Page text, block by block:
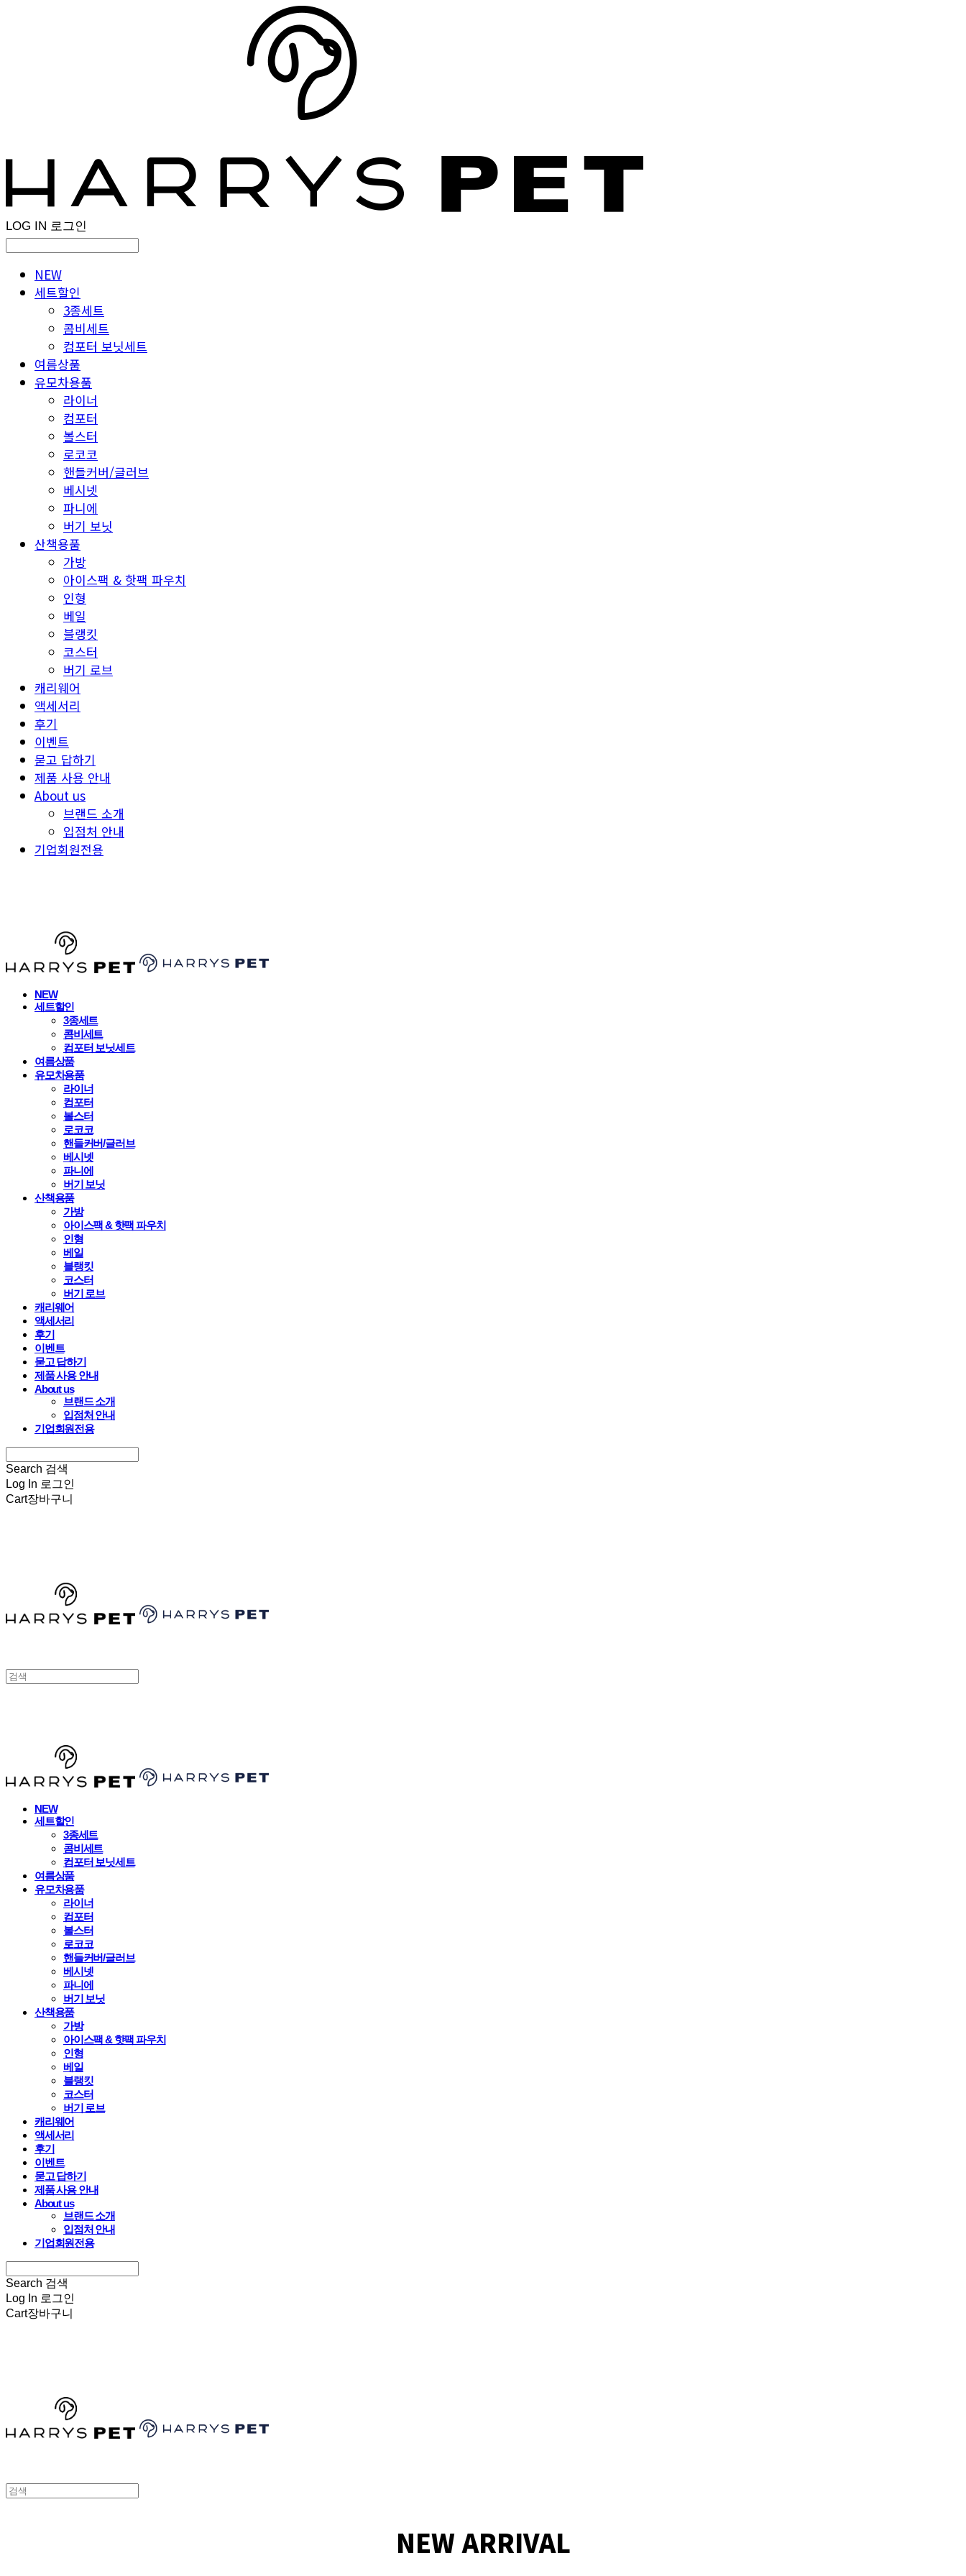
LOG IN 로그인
NEW
세트할인
3종세트
콤비세트
컴포터 보닛세트
여름상품
유모차용품
라이너
컴포터
볼스터
로코코
핸들커버/글러브
베시넷
파니에
버기 보닛
산책용품
가방
아이스팩 & 핫팩 파우치
인형
베일
블랭킷
코스터
버기 로브
캐리웨어
액세서리
후기
이벤트
묻고 답하기
제품 사용 안내
About us
브랜드 소개
입점처 안내
기업회원전용
NEW
세트할인
3종세트
콤비세트
컴포터 보닛세트
여름상품
유모차용품
라이너
컴포터
볼스터
로코코
핸들커버/글러브
베시넷
파니에
버기 보닛
산책용품
가방
아이스팩 & 핫팩 파우치
인형
베일
블랭킷
코스터
버기 로브
캐리웨어
액세서리
후기
이벤트
묻고 답하기
제품 사용 안내
About us
브랜드 소개
입점처 안내
기업회원전용
Search 검색
Log In 로그인
Cart장바구니
NEW
세트할인
3종세트
콤비세트
컴포터 보닛세트
여름상품
유모차용품
라이너
컴포터
볼스터
로코코
핸들커버/글러브
베시넷
파니에
버기 보닛
산책용품
가방
아이스팩 & 핫팩 파우치
인형
베일
블랭킷
코스터
버기 로브
캐리웨어
액세서리
후기
이벤트
묻고 답하기
제품 사용 안내
About us
브랜드 소개
입점처 안내
기업회원전용
Search 검색
Log In 로그인
Cart장바구니
NEW ARRIVAL